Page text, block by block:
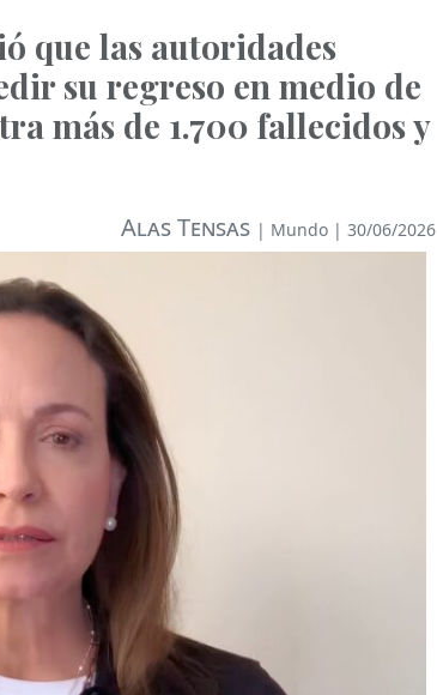
que las autoridades
su regreso en medio de
más de 1.700 fallecidos y
Alas Tensas | Mundo | 30/06/2026